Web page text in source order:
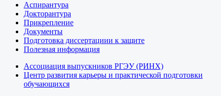
Аспирантура
Докторантура
Прикрепление
Документы
Подготовка диссертациии к защите
Полезная информация
Ассоциация выпускников РГЭУ (РИНХ)
Центр развития карьеры и практической подготовки
обучающихся